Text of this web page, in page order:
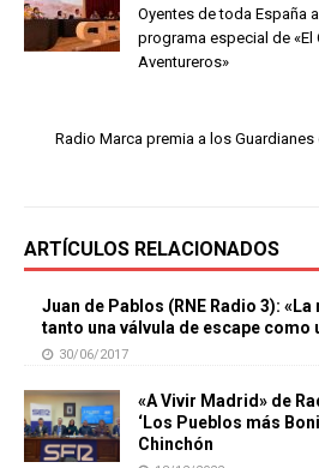
Oyentes de toda España
programa especial de «El
Aventureros»
Radio Marca premia a los
ARTÍCULOS RELACIONADOS
Juan de Pablos (RNE Radio 3):
tanto una válvula de escape como
30/06/2017
«A Vivir Madrid» de
‘Los Pueblos más
Chinchón